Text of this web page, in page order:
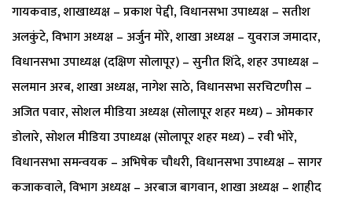
गायकवाड, शाखाध्यक्ष – प्रकाश पेद्दी, विधानसभा उपाध्यक्ष – सतीश
अलकुंटे, विभाग अध्यक्ष – अर्जुन मोरे, शाखा अध्यक्ष – युवराज जमादार,
विधानसभा उपाध्यक्ष (दक्षिण सोलापूर) – सुनीत शिंदे, शहर उपाध्यक्ष –
सलमान अरब, शाखा अध्यक्ष, नागेश साठे, विधानसभा सरचिटणीस –
अजित पवार, सोशल मीडिया अध्यक्ष (सोलापूर शहर मध्य) – ओमकार
डोलारे, सोशल मीडिया उपाध्यक्ष (सोलापूर शहर मध्य) – रवी भोरे,
विधानसभा समन्वयक – अभिषेक चौधरी, विधानसभा उपाध्यक्ष – सागर
कजाकवाले, विभाग अध्यक्ष – अरबाज बागवान, शाखा अध्यक्ष – शाहीद